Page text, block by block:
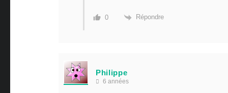
0 Répondre
Philippe
6 années